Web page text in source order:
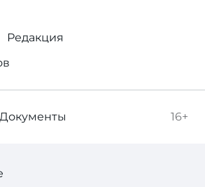
Редакция
16+
Документы